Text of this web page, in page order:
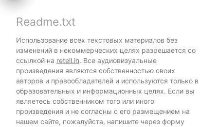
Readme.txt
Использование всех текстовых материалов без
изменений в некоммерческих целях разрешается со
ссылкой на retell.in. Все аудиовизуальные
произведения являются собственностью своих
авторов и правообладателей и используются только в
образовательных и информационных целях. Если вы
являетесь собственником того или иного
произведения и не согласны с его размещением на
нашем сайте, пожалуйста, напишите через форму